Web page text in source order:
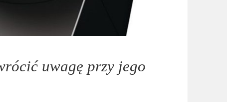
uwagę przy jego